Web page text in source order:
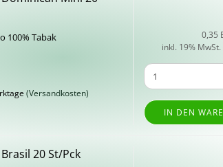
100% Tabak
(Versandkosten)
0,35
inkl. 19%
IN DEN
20 St/Pck